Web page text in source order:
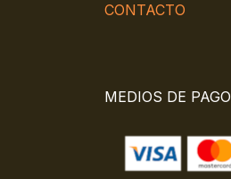
CONTACTO
MEDIOS DE PAGO